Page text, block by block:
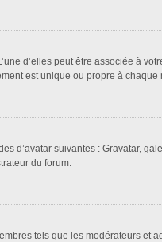
d’elles peut être associée à
est unique ou propre à chaque
d’avatar suivantes : Gravatar,
du forum.
tels que les modérateurs et